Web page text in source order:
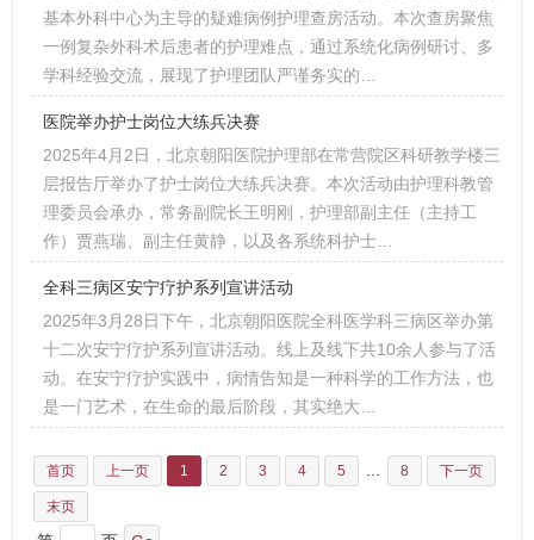
基本外科中心为主导的疑难病例护理查房活动。本次查房聚焦
一例复杂外科术后患者的护理难点，通过系统化病例研讨、多
学科经验交流，展现了护理团队严谨务实的…
医院举办护士岗位大练兵决赛
2025年4月2日，北京朝阳医院护理部在常营院区科研教学楼三
层报告厅举办了护士岗位大练兵决赛。本次活动由护理科教管
理委员会承办，常务副院长王明刚，护理部副主任（主持工
作）贾燕瑞、副主任黄静，以及各系统科护士…
全科三病区安宁疗护系列宣讲活动
2025年3月28日下午，北京朝阳医院全科医学科三病区举办第
十二次安宁疗护系列宣讲活动。线上及线下共10余人参与了活
动。在安宁疗护实践中，病情告知是一种科学的工作方法，也
是一门艺术，在生命的最后阶段，其实绝大…
首页 上一页 1 2 3 4 5 8 下一页
末页